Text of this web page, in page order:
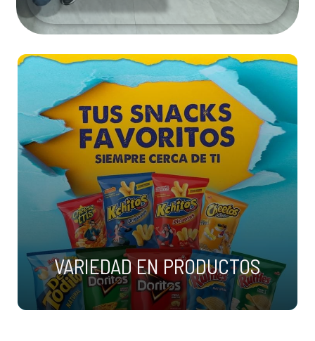
VARIEDAD EN PRODUCTOS